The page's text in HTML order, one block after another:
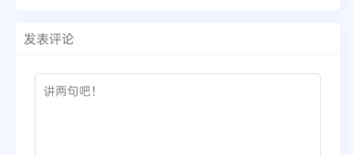
发表评论